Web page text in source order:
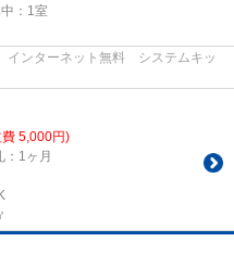
： 1室
インターネット無料 システムキッ
5,000円)
：1ヶ月